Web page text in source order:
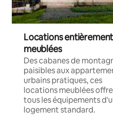
Locations entièrement
meublées
Des cabanes de
paisibles aux
urbains pratiques, ces
locations meublées
tous les équipements
logement standard.